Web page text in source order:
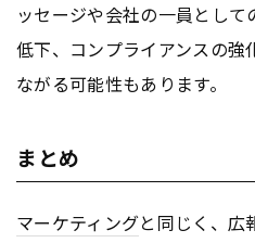
ッセージや会社の一員とし
低下、コンプライアンスの強
ながる可能性もあります。
まとめ
マーケティングと同じく、広